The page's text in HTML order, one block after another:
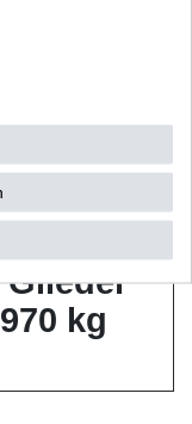
ohne
/ 5/8" x
kg